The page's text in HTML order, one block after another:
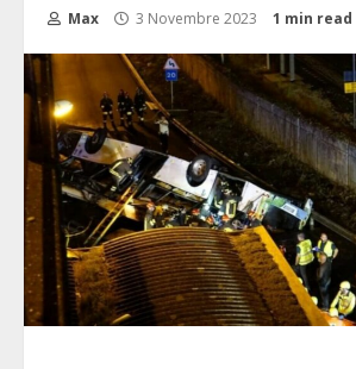
Max 3 Novembre 2023 1 min read